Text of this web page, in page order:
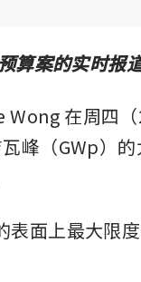
算案的实时报
在周四
峰（GWp）
面上最大限